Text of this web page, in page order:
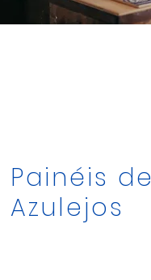
Painéis de
Azulejos